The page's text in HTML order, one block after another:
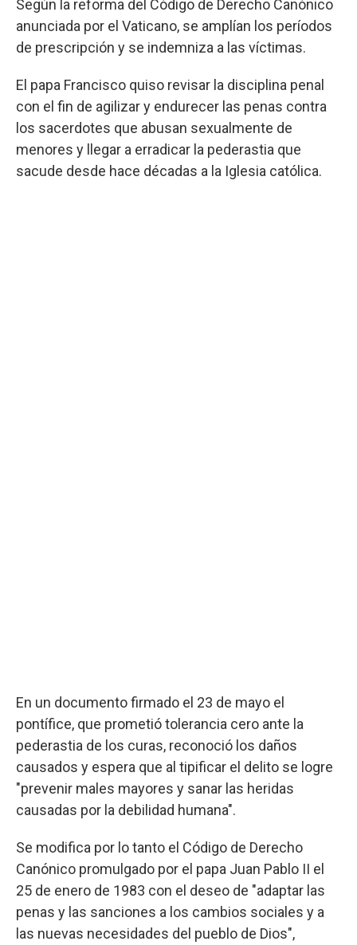
Según la reforma del Código de Derecho Canónico
anunciada por el Vaticano, se amplían los períodos
de prescripción y se indemniza a las víctimas.
El papa Francisco quiso revisar la disciplina penal
con el fin de agilizar y endurecer las penas contra
los sacerdotes que abusan sexualmente de
menores y llegar a erradicar la pederastia que
sacude desde hace décadas a la Iglesia católica.
En un documento firmado el 23 de mayo el
pontífice, que prometió tolerancia cero ante la
pederastia de los curas, reconoció los daños
causados y espera que al tipificar el delito se logre
"prevenir males mayores y sanar las heridas
causadas por la debilidad humana".
Se modifica por lo tanto el Código de Derecho
Canónico promulgado por el papa Juan Pablo II el
25 de enero de 1983 con el deseo de "adaptar las
penas y las sanciones a los cambios sociales y a
las nuevas necesidades del pueblo de Dios",